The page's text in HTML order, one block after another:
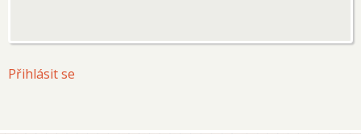
User
Přihlásit se